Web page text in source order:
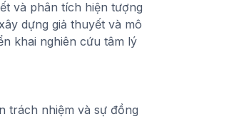
và phân tích hiện tượng
dựng giả thuyết và mô
khai nghiên cứu tâm lý
trách nhiệm và sự đồng